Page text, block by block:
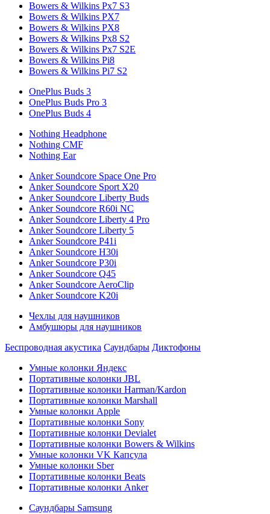
Bowers & Wilkins Px7 S3
Bowers & Wilkins PX7
Bowers & Wilkins PX8
Bowers & Wilkins Px8 S2
Bowers & Wilkins Px7 S2E
Bowers & Wilkins Pi8
Bowers & Wilkins Pi7 S2
OnePlus Buds 3
OnePlus Buds Pro 3
OnePlus Buds 4
Nothing Headphone
Nothing CMF
Nothing Ear
Anker Soundcore Space One Pro
Anker Soundcore Sport X20
Anker Soundcore Liberty Buds
Anker Soundcore R60i NC
Anker Soundcore Liberty 4 Pro
Anker Soundcore Liberty 5
Anker Soundcore P41i
Anker Soundcore H30i
Anker Soundcore P30i
Anker Soundcore Q45
Anker Soundcore AeroClip
Anker Soundcore K20i
Чехлы для наушников
Амбушюры для наушников
Беспроводная акустика Саундбары Диктофоны
Умные колонки Яндекс
Портативные колонки JBL
Портативные колонки Harman/Kardon
Портативные колонки Marshall
Умные колонки Apple
Портативные колонки Sony
Портативные колонки Devialet
Портативные колонки Bowers & Wilkins
Умные колонки VK Капсула
Умные колонки Sber
Портативные колонки Beats
Портативные колонки Anker
Саундбары Samsung